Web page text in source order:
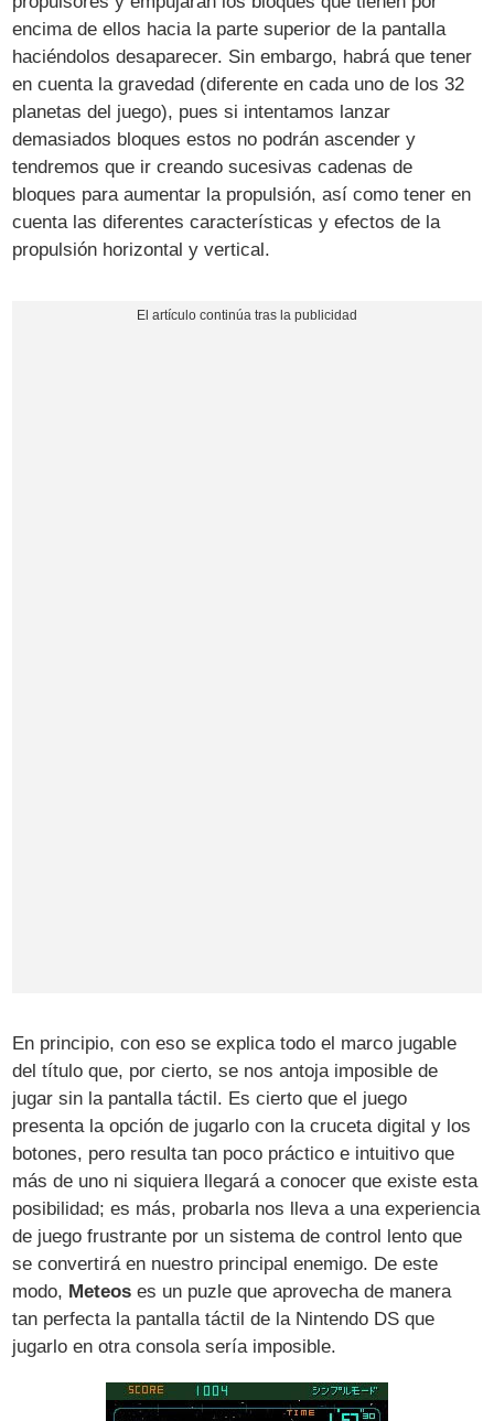
encima de ellos hacia la parte superior de la pantalla
haciéndolos desaparecer. Sin embargo, habrá que tener
en cuenta la gravedad (diferente en cada uno de los 32
planetas del juego), pues si intentamos lanzar
demasiados bloques estos no podrán ascender y
tendremos que ir creando sucesivas cadenas de
bloques para aumentar la propulsión, así como tener en
cuenta las diferentes características y efectos de la
propulsión horizontal y vertical.
En principio, con eso se explica todo el marco jugable
del título que, por cierto, se nos antoja imposible de
jugar sin la pantalla táctil. Es cierto que el juego
presenta la opción de jugarlo con la cruceta digital y los
botones, pero resulta tan poco práctico e intuitivo que
más de uno ni siquiera llegará a conocer que existe esta
posibilidad; es más, probarla nos lleva a una experiencia
de juego frustrante por un sistema de control lento que
se convertirá en nuestro principal enemigo. De este
modo, Meteos es un puzle que aprovecha de manera
tan perfecta la pantalla táctil de la Nintendo DS que
jugarlo en otra consola sería imposible.